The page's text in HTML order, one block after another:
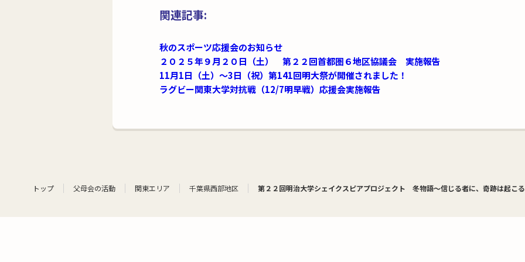
関連記事:
秋のスポーツ応援会のお知らせ
２０２５年９月２０日（土） 第２２回首都圏６地区協議会 実施報告
11月1日（土）～3日（祝）第141回明大祭が開催されました！
ラグビー関東大学対抗戦（12/7明早戦）応援会実施報告
トップ 父母会の活動 関東エリア 千葉県西部地区 第２２回明治大学シェイクスピアプロジェクト 冬物語～信じる者に、奇跡は起こ